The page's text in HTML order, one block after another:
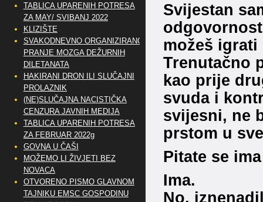
Svijestan
možeš
Trenutačno
kao prije
svuda i
svijesni, ne
prstom u
Pitate se
Ima.
No,
TABLICA UPARENIH POTRESA
ZA MAY/ SVIBANJ 2022
KLIZIŠTE
SVAKODNEVNO ORGANIZIRANO
PRANJE MOZGA DEŽURNIH
DILETANATA
HAKIRANI DRON ILI SLUČAJNI
PROLAZNIK
(NE)SLUČAJNA NACISTIČKA
CENZURA JAVNIH MEDIJA
TABLICA UPARENIH POTRESA
ZA FEBRUAR 2022g
GOVNA U ČAŠI
MOŽEMO LI ŽIVJETI BEZ
NOVACA
OTVORENO PISMO GLAVNOM
TAJNIKU EMSC GOSPODINU